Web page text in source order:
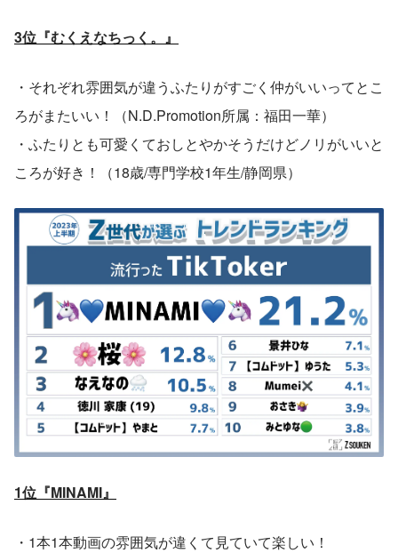
3位『むくえなちっく。』
・それぞれ雰囲気が違うふたりがすごく仲がいいってとこ
ろがまたいい！（N.D.Promotion所属：福田一華）
・ふたりとも可愛くておしとやかそうだけどノリがいいと
ころが好き！（18歳/専門学校1年生/静岡県）
1位『MINAMI』
・1本1本動画の雰囲気が違くて見ていて楽しい！